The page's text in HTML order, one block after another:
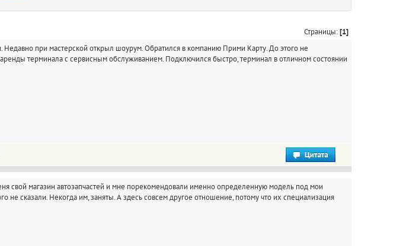
Страницы:[1]
при мастерской открыл шоурум. Обратился в компанию Прими Карту. До этого не
терминала с сервисным обслуживанием. Подключился быстро, терминал в отличном состоянии
свой магазин автозапчастей и мне порекомендовали именно определенную модель под мои
не сказали. Некогда им, заняты. А здесь совсем другое отношение, потому что их специализация